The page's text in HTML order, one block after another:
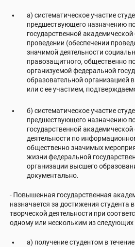
а) систематическое участие
предшествующего назначению
государственной академической
проведении (обеспечении
значимой деятельности
правозащитного, общественно
организуемой федеральной
образовательной организацией
или с ее участием,
б) систематическое участие
предшествующего назначению
государственной академической
деятельности по
общественно значимых
жизни федеральной
организации высшего
документально.
- Повышенная государственная
назначается за достижения студента
творческой деятельности при
одному или нескольким из следующих
а) получение студентом в течение